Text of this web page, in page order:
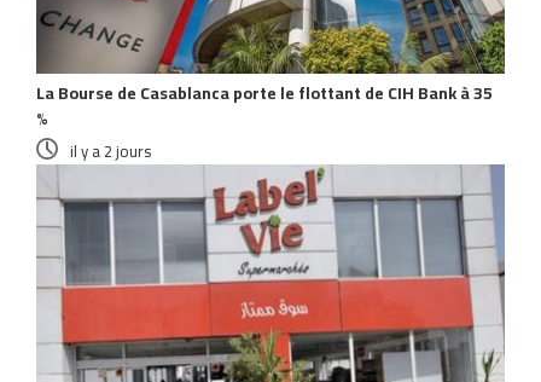
La Bourse de Casablanca porte le flottant de CIH Bank à 35
%
il y a 2 jours